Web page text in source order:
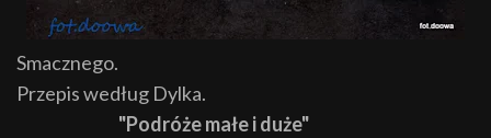
Smacznego.
Przepis według Dylka.
"Podróże małe i duże"